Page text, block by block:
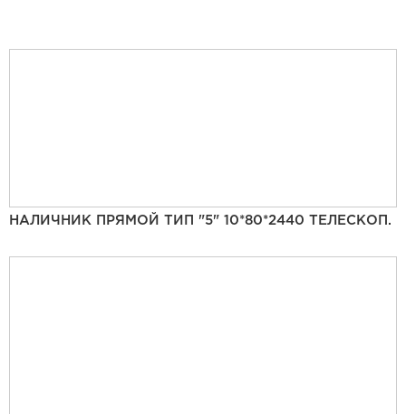
НАЛИЧНИК ПРЯМОЙ ТИП "5" 10*80*2440 ТЕЛЕСКОП.